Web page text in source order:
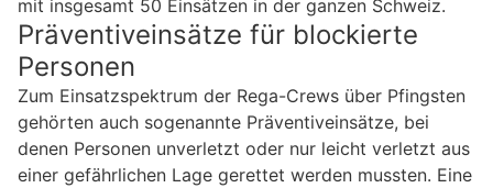
mit insgesamt 50 Einsätzen in der ganzen Schweiz.
Präventiveinsätze für blockierte
Personen
Zum Einsatzspektrum der Rega-Crews über Pfingsten
gehörten auch sogenannte Präventiveinsätze, bei
denen Personen unverletzt oder nur leicht verletzt aus
einer gefährlichen Lage gerettet werden mussten. Eine